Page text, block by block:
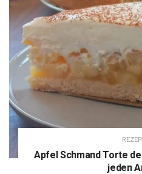
Apfel Schmand Torte
jeden